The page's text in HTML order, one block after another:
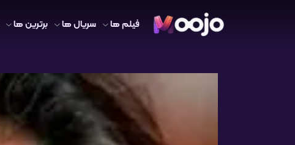
فیلم ها سریال ها برترین ها